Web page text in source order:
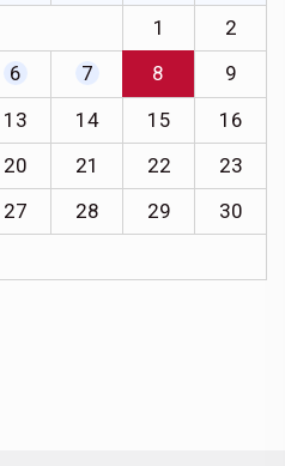
1
2
6 7 8
9
13 14 15
16
20 21 22
23
27 28 29
30